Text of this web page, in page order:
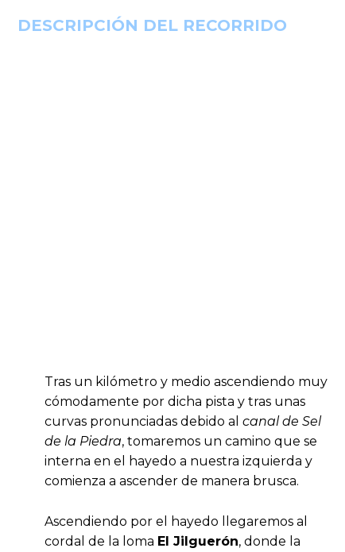
DESCRIPCIÓN DEL RECORRIDO
Tras un kilómetro y medio ascendiendo muy
cómodamente por dicha pista y tras unas
curvas pronunciadas debido al canal de Sel
de la Piedra, tomaremos un camino que se
interna en el hayedo a nuestra izquierda y
comienza a ascender de manera brusca.
Ascendiendo por el hayedo llegaremos al
cordal de la loma El Jilguerón, donde la